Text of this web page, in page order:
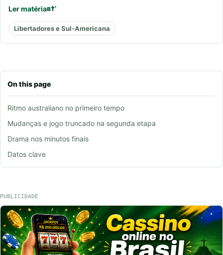
On this page
Ritmo australiano no primeiro tempo
Mudanças e jogo truncado na segunda etapa
Drama nos minutos finais
Datos clave
Ler matéria
Libertadores e Sul-Americana
PUBLICIDADE